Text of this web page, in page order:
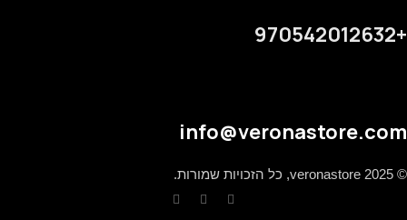
+970542012632
info@veronastore.com
© 2025 veronastore, כל הזכויות שמורות.